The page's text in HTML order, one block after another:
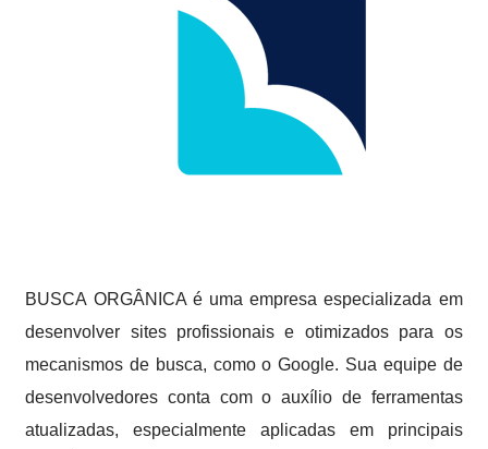
BUSCA ORGÂNICA é uma empresa especializada em
desenvolver sites profissionais e otimizados para os
mecanismos de busca, como o Google. Sua equipe de
desenvolvedores conta com o auxílio de ferramentas
atualizadas, especialmente aplicadas em principais